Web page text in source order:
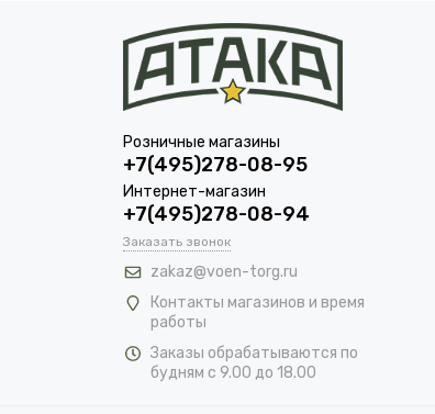
Розничные магазины
+7(495)278-08-95
Интернет-магазин
+7(495)278-08-94
Заказать звонок
zakaz@voen-torg.ru
Контакты магазинов и время
работы
Заказы обрабатываются по
будням с 9.00 до 18.00